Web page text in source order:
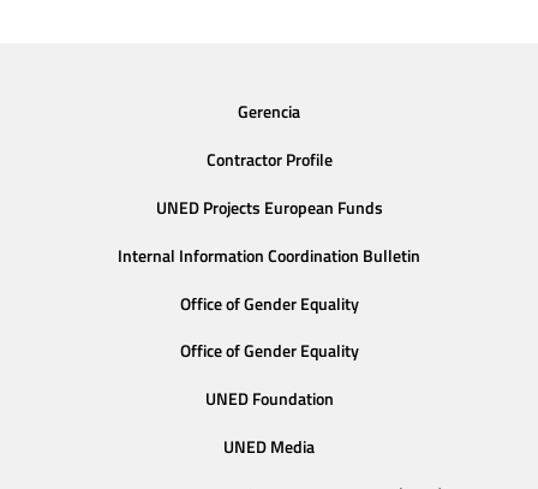
Gerencia
Contractor Profile
UNED Projects European Funds
Internal Information Coordination Bulletin
Office of Gender Equality
Office of Gender Equality
UNED Foundation
UNED Media